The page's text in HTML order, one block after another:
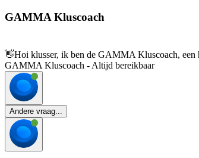
GAMMA Kluscoach
👋Hoi klusser, ik ben de GAMMA Kluscoach, een
GAMMA Kluscoach - Altijd bereikbaar
Andere vraag...